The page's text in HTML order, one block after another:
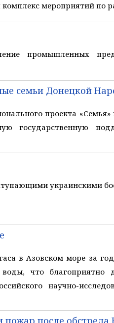
мероприятий по
промышленных
семьи Донецкой
проекта «Семья»
государственную
украинскими
в Азовском море за год
что благоприятно
научно-